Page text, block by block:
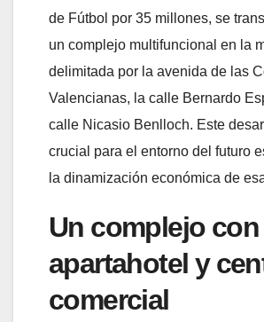
de Fútbol por 35 millones, se
un complejo multifuncional en la
delimitada por la avenida de las
Valencianas, la calle Bernardo
calle Nicasio Benlloch. Este
crucial para el entorno del futuro
la dinamización económica de
Un complejo
apartahotel y
comercial